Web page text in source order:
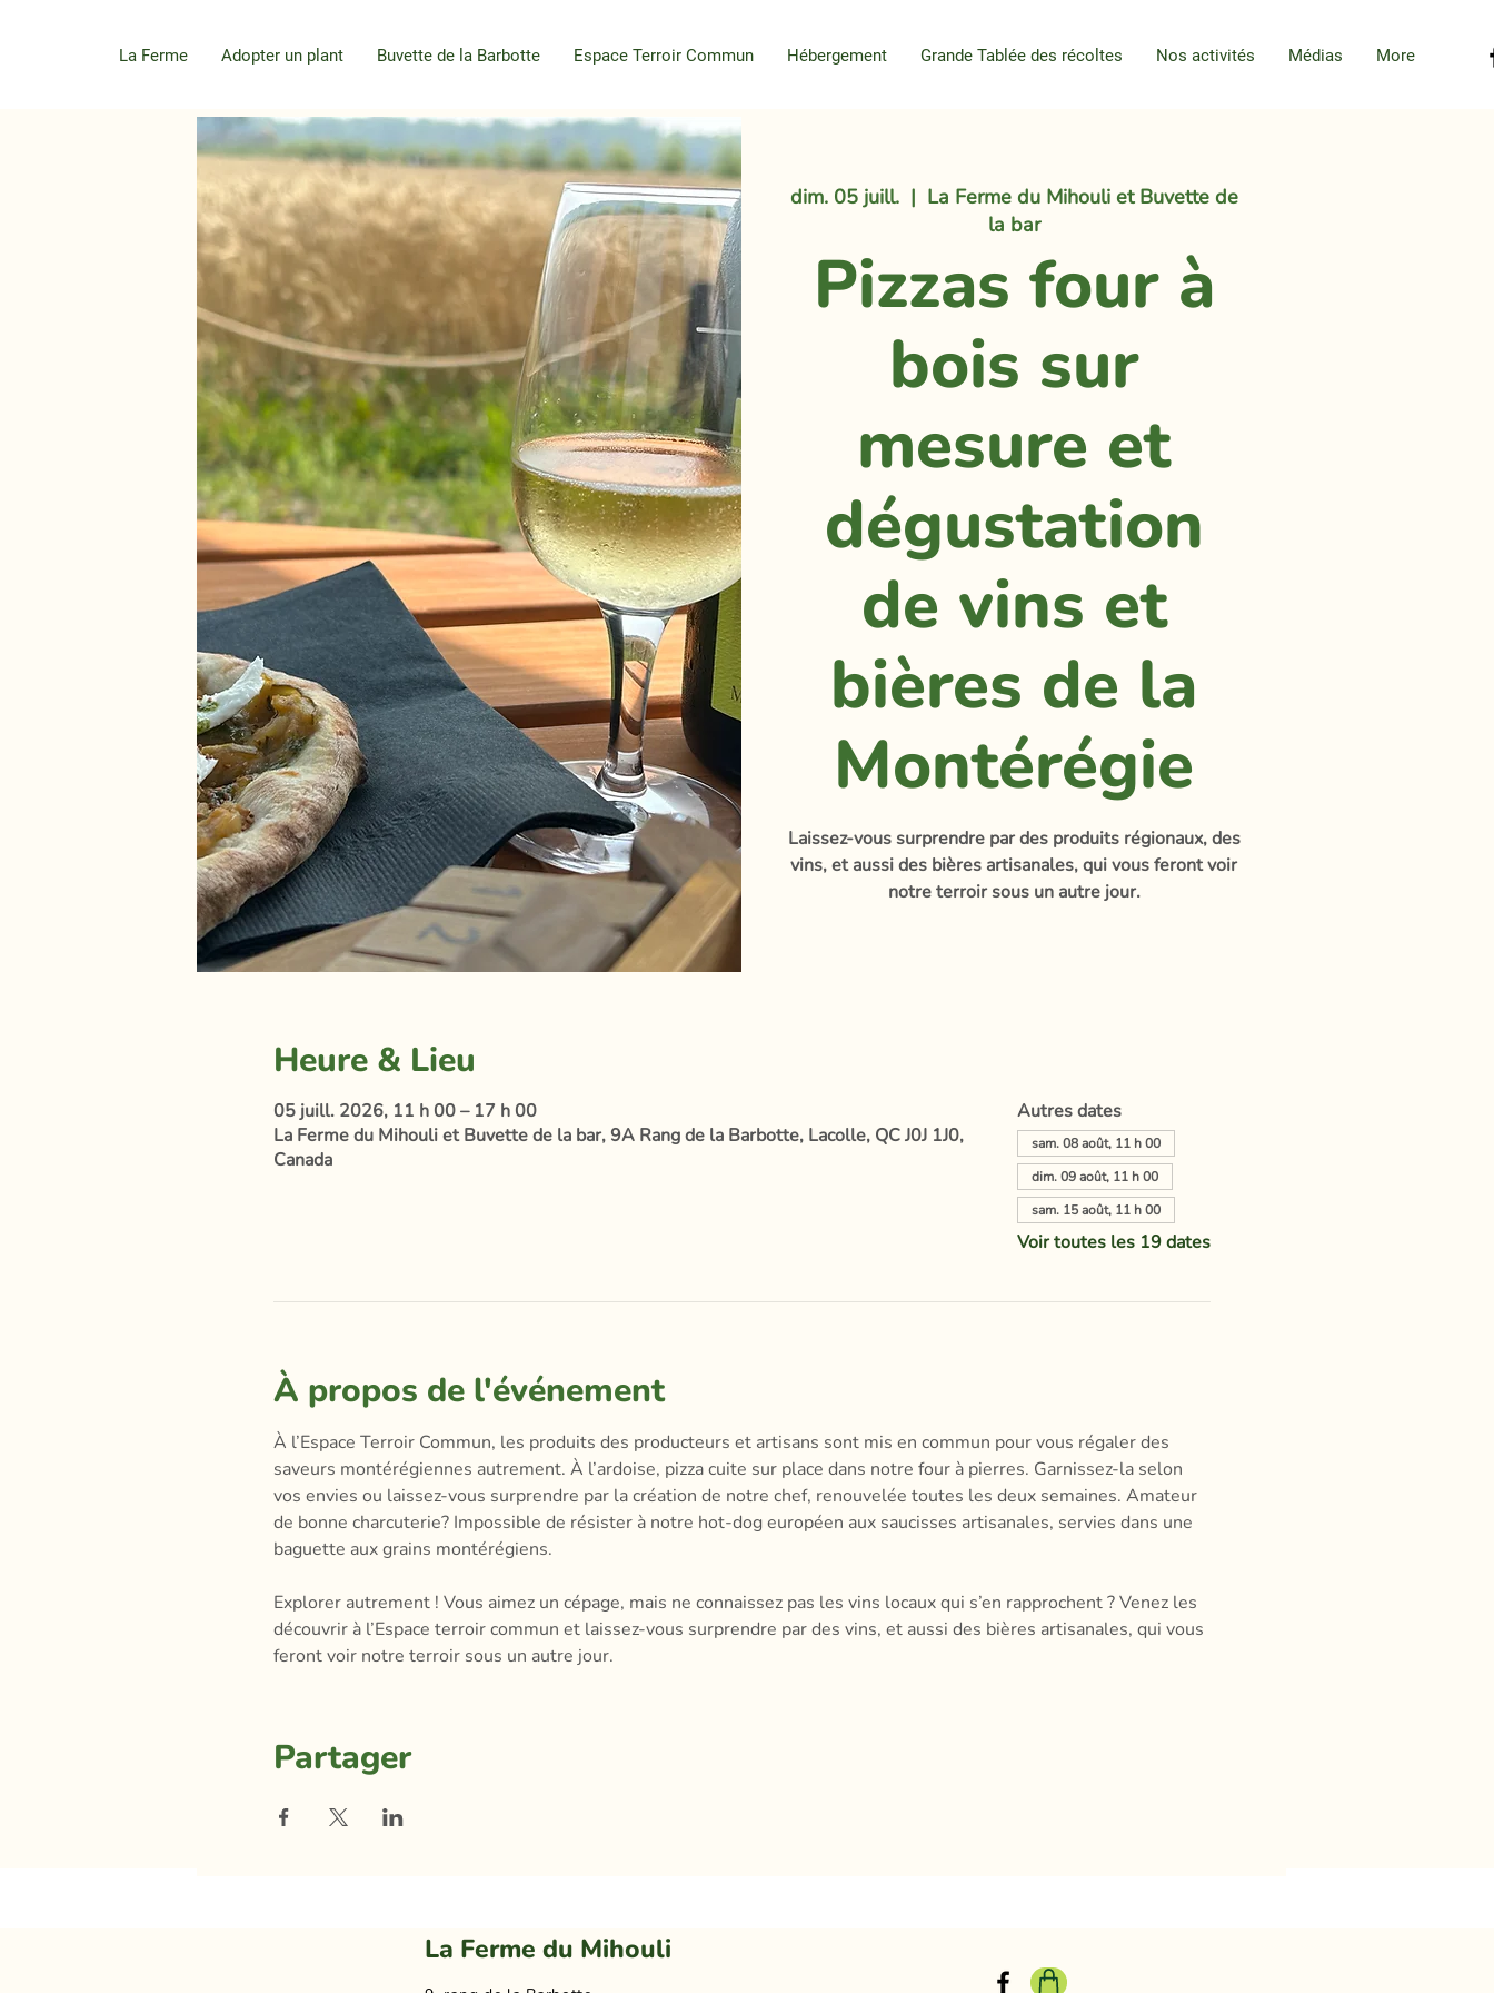
La Ferme Adopter un plant Buvette de la Barbotte Espace Terroir Commun Hébergement Grande Tablée des récoltes Nos activités Médias More
dim. 05 juill.
  |
La Ferme du Mihouli et Buvette de
la bar
Pizzas four à
bois sur
mesure et
dégustation
de vins et
bières de la
Montérégie
Laissez-vous surprendre par des produits régionaux, des
vins, et aussi des bières artisanales, qui vous feront voir
notre terroir sous un autre jour.
Heure & Lieu
05 juill. 2026, 11 h 00 – 17 h 00
La Ferme du Mihouli et Buvette de la bar, 9A Rang de la Barbotte, Lacolle, QC J0J 1J0,
Canada
Autres dates
sam. 08 août, 11 h 00
dim. 09 août, 11 h 00
sam. 15 août, 11 h 00
Voir toutes les 19 dates
À propos de l'événement
À l’Espace Terroir Commun, les produits des producteurs et artisans sont mis en commun pour vous régaler des
saveurs montérégiennes autrement. À l’ardoise, pizza cuite sur place dans notre four à pierres. Garnissez-la selon
vos envies ou laissez-vous surprendre par la création de notre chef, renouvelée toutes les deux semaines. Amateur
de bonne charcuterie? Impossible de résister à notre hot-dog européen aux saucisses artisanales, servies dans une
baguette aux grains montérégiens.​
Explorer autrement ! Vous aimez un cépage, mais ne connaissez pas les vins locaux qui s’en rapprochent ? Venez les
découvrir à l’Espace terroir commun et laissez-vous surprendre par des vins, et aussi des bières artisanales, qui vous
feront voir notre terroir sous un autre jour.
Partager
La Ferme du Mihouli